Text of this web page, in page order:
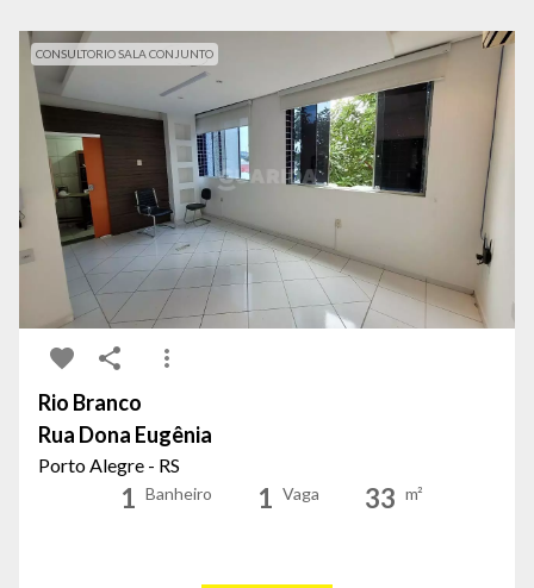
CONSULTORIO SALA CONJUNTO
Rio Branco
Rua Dona Eugênia
Porto Alegre - RS
1 Banheiro 1 Vaga 33 m²